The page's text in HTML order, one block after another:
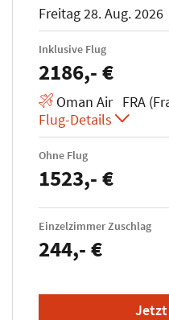
Freitag 28. Aug. 2026
Inklusive Flug
2186,- €
Oman Air FRA
Flug-Details
Ohne Flug
1523,- €
Einzelzimmer Zuschlag
244,- €
Jetzt